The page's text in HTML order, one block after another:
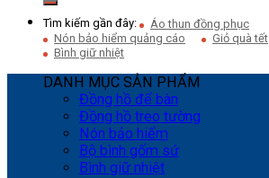
Tìm kiếm gần đây:
Áo thun đồng phục
Nón bảo hiểm quảng cáo
Giỏ quà tết
Bình giữ nhiệt
DANH MỤC SẢN PHẨM
Đồng hồ để bàn
Đồng hồ treo tường
Nón bảo hiểm
Bộ bình gốm sứ
Bình giữ nhiệt